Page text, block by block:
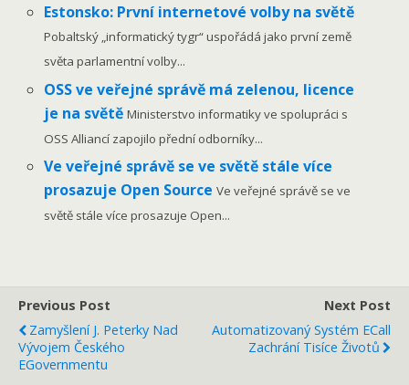
Estonsko: První internetové volby na světě
Pobaltský „informatický tygr“ uspořádá jako první země
světa parlamentní volby...
OSS ve veřejné správě má zelenou, licence
je na světěMinisterstvo informatiky ve spolupráci s
OSS Alliancí zapojilo přední odborníky...
Ve veřejné správě se ve světě stále více
prosazuje Open SourceVe veřejné správě se ve
světě stále více prosazuje Open...
Previous Post
Zamyšlení J. Peterky Nad
Vývojem Českého
EGovernmentu
Next Post
Automatizovaný Systém ECall
Zachrání Tisíce Životů